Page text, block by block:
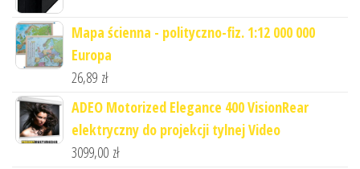
Mapa ścienna - polityczno-fiz. 1:12 000 000
Europa
26,89 zł
ADEO Motorized Elegance 400 VisionRear
elektryczny do projekcji tylnej Video
3099,00 zł